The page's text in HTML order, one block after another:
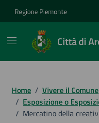
Regione Piemonte
Città di
Home / Vivere il Comune
/ Esposizione o
/ Mercatino della